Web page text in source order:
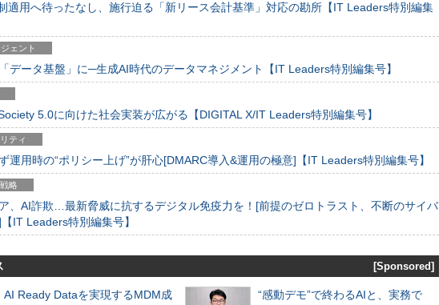
適用へ待ったなし、施行迫る「新リース会計基準」対応の勘所【IT Leaders特別編集
ェント
データ基盤」に─生成AI時代のデータマネジメント【IT Leaders特別編集号】
5.0に向けた社会実装が広がる【DIGITAL X/IT Leaders特別編集号】
ティ
運用時の“ポリシー上げ”が肝心[DMARC導入&運用の極意]【IT Leaders特別編集号】
略
、AI詐欺…最新脅威に抗するデジタル免疫力を！[前提のゼロトラスト、不断のサイバ
IT Leaders特別編集号】
[Sponsored]
AI Ready Dataを実現するMDM成
“感動デモ”で終わるAIと、実務で